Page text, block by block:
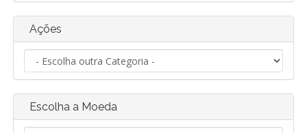
Ações
Escolha a Moeda